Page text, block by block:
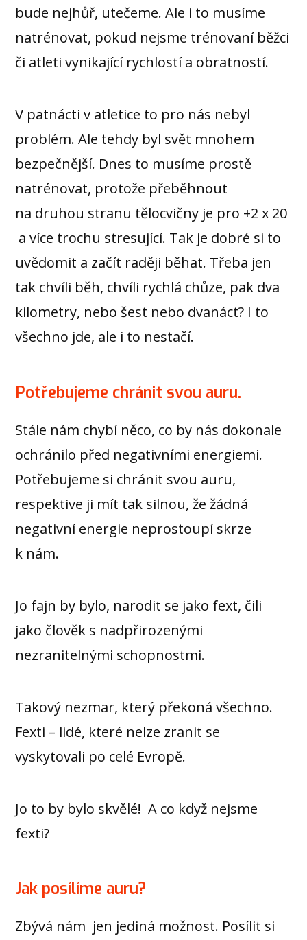
bude nejhůř, utečeme. Ale i to musíme
natrénovat, pokud nejsme trénovaní běžci
či atleti vynikající rychlostí a obratností.
V patnácti v atletice to pro nás nebyl
problém. Ale tehdy byl svět mnohem
bezpečnější. Dnes to musíme prostě
natrénovat, protože přeběhnout
na druhou stranu tělocvičny je pro +2 x 20
a více trochu stresující. Tak je dobré si to
uvědomit a začít raději běhat. Třeba jen
tak chvíli běh, chvíli rychlá chůze, pak dva
kilometry, nebo šest nebo dvanáct? I to
všechno jde, ale i to nestačí.
Potřebujeme chránit svou auru.
Stále nám chybí něco, co by nás dokonale
ochránilo před negativními energiemi.
Potřebujeme si chránit svou auru,
respektive ji mít tak silnou, že žádná
negativní energie neprostoupí skrze
k nám.
Jo fajn by bylo, narodit se jako fext, čili
jako člověk s nadpřirozenými
nezranitelnými schopnostmi.
Takový nezmar, který překoná všechno.
Fexti – lidé, které nelze zranit se
vyskytovali po celé Evropě.
Jo to by bylo skvělé! A co když nejsme
fexti?
Jak posílíme auru?
Zbývá nám jen jediná možnost. Posílit si